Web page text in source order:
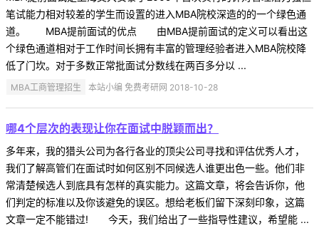
笔试能力相对较差的学生而设置的进入MBA院校深造的的一个绿色通
道。 MBA提前面试的优点 由MBA提前面试的定义可以看出这
个绿色通道相对于工作时间长拥有丰富的管理经验者进入MBA院校降
低了门坎。对于多数正常批面试分数线在两百多分以 ...
MBA工商管理招生 本站小编 免费考研网 2018-10-28
哪4个层次的表现让你在面试中脱颖而出？
多年来，我的猎头公司为各行各业的顶尖公司寻找和评估优秀人才，
我们了解高管们在面试时如何区别不同候选人谁更出色一些。他们非
常清楚候选人到底具有怎样的真实能力。这篇文章，将会告诉你，他
们判定的标准以及你该避免的误区。想给老板们留下深刻印象，这篇
文章一定不能错过! 今天，我们给出了一些指导性建议，希望能 ...